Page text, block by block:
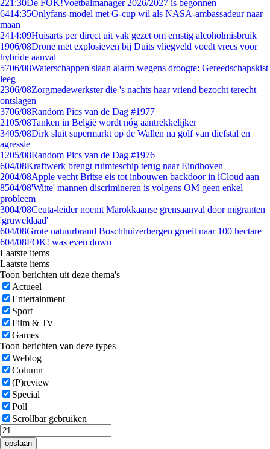
221:30De FOK!Voetbalmanager 2026/2027 is begonnen
6414:35Onlyfans-model met G-cup wil als NASA-ambassadeur naar
maan
2414:09Huisarts per direct uit vak gezet om ernstig alcoholmisbruik
1906/08Drone met explosieven bij Duits vliegveld voedt vrees voor
hybride aanval
5706/08Waterschappen slaan alarm wegens droogte: Gereedschapskist
leeg
2306/08Zorgmedewerkster die 's nachts haar vriend bezocht terecht
ontslagen
3706/08Random Pics van de Dag #1977
2105/08Tanken in België wordt nóg aantrekkelijker
3405/08Dirk sluit supermarkt op de Wallen na golf van diefstal en
agressie
1205/08Random Pics van de Dag #1976
604/08Kraftwerk brengt ruimteschip terug naar Eindhoven
2004/08Apple vecht Britse eis tot inbouwen backdoor in iCloud aan
8504/08'Witte' mannen discrimineren is volgens OM geen enkel
probleem
3004/08Ceuta-leider noemt Marokkaanse grensaanval door migranten
'gruweldaad'
604/08Grote natuurbrand Boschhuizerbergen groeit naar 100 hectare
604/08FOK! was even down
Laatste items
Laatste items
Toon berichten uit deze thema's
Actueel
Entertainment
Sport
Film & Tv
Games
Toon berichten van deze types
Weblog
Column
(P)review
Special
Poll
Scrollbar gebruiken
opslaan